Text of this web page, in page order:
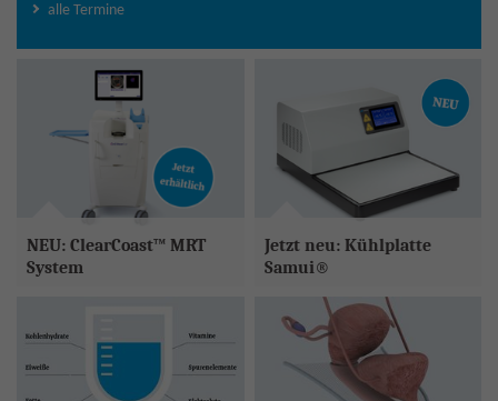
alle Termine
NEU: ClearCoast™ MRT
System
System
intraoperative
Schnittrandbewertung
in der
brusterhaltenden Therapie
Jetzt neu: Kühlplatte
Samui®
Die Kühlplatte Samui®
ermöglicht die Kühlung
menschlicher und tierischer
Gewebeproben unter
Raumtemperatur während des